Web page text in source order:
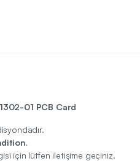
01 PCB Card
için lütfen iletişime geçiniz.